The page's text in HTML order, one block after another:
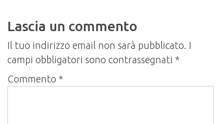
Lascia un commento
Il tuo indirizzo email non sarà pubblicato. I
campi obbligatori sono contrassegnati *
Commento *